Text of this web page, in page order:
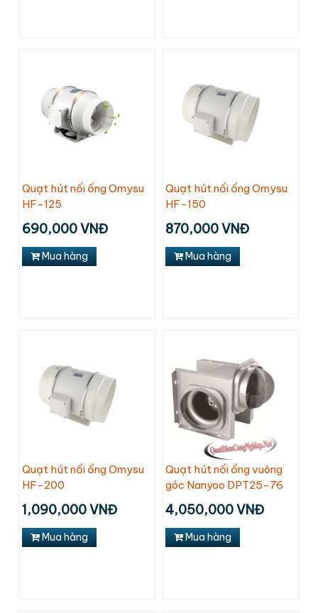
Quạt hút nối ống Omysu
HF-125
690,000 VNĐ
Mua hàng
Quạt hút nối ống Omysu
HF-150
870,000 VNĐ
Mua hàng
Quạt hút nối ống Omysu
HF-200
1,090,000 VNĐ
Mua hàng
Quạt hút nối ống vuông
góc Nanyoo DPT25-76
4,050,000 VNĐ
Mua hàng